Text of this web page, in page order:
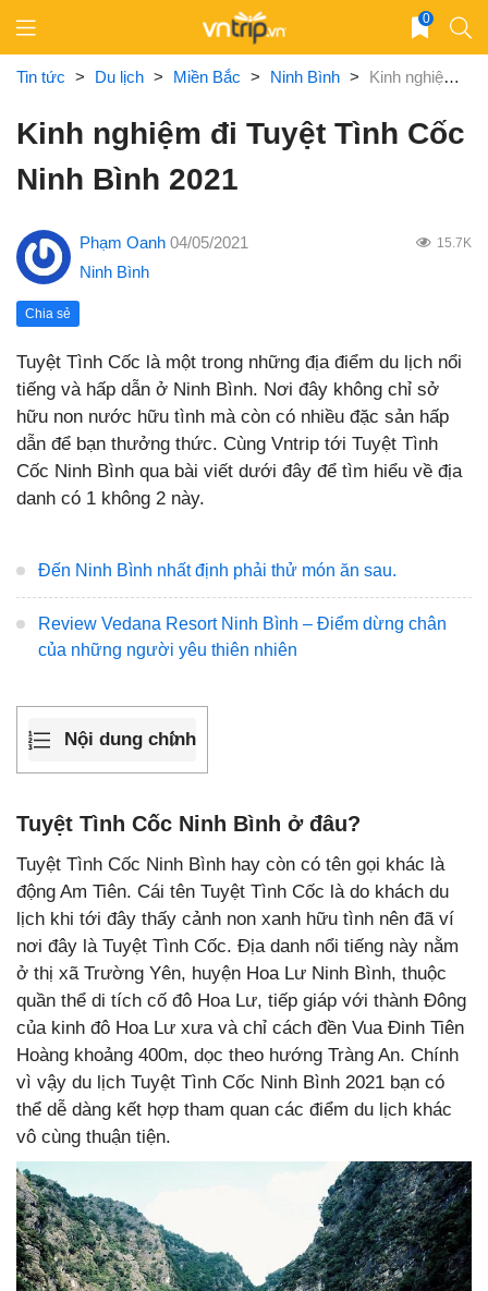
content
0
Tin tức > Du lịch > Miền Bắc > Ninh Bình > Kinh nghiệm đi Tuyệt Tình Cốc Ninh Bình 2021
Kinh nghiệm đi Tuyệt Tình Cốc
Ninh Bình 2021
Phạm Oanh 04/05/2021 15.7K
Ninh Bình
Chia sẻ
Tuyệt Tình Cốc là một trong những địa điểm du lịch nổi
tiếng và hấp dẫn ở Ninh Bình. Nơi đây không chỉ sở
hữu non nước hữu tình mà còn có nhiều đặc sản hấp
dẫn để bạn thưởng thức. Cùng Vntrip tới Tuyệt Tình
Cốc Ninh Bình qua bài viết dưới đây để tìm hiểu về địa
danh có 1 không 2 này.
Đến Ninh Bình nhất định phải thử món ăn sau.
Review Vedana Resort Ninh Bình – Điểm dừng chân
của những người yêu thiên nhiên
Nội dung chính
Tuyệt Tình Cốc Ninh Bình ở đâu?
Tuyệt Tình Cốc Ninh Bình hay còn có tên gọi khác là
động Am Tiên. Cái tên Tuyệt Tình Cốc là do khách du
lịch khi tới đây thấy cảnh non xanh hữu tình nên đã ví
nơi đây là Tuyệt Tình Cốc. Địa danh nổi tiếng này nằm
ở thị xã Trường Yên, huyện Hoa Lư Ninh Bình, thuộc
quần thể di tích cố đô Hoa Lư, tiếp giáp với thành Đông
của kinh đô Hoa Lư xưa và chỉ cách đền Vua Đinh Tiên
Hoàng khoảng 400m, dọc theo hướng Tràng An. Chính
vì vậy du lịch Tuyệt Tình Cốc Ninh Bình 2021 bạn có
thể dễ dàng kết hợp tham quan các điểm du lịch khác
vô cùng thuận tiện.